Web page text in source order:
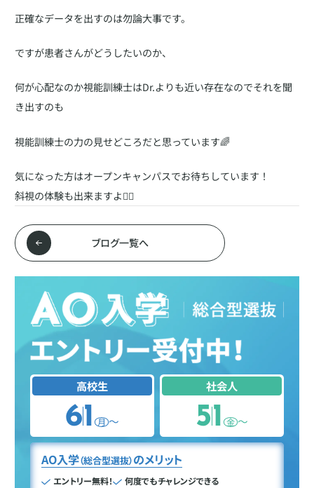
正確なデータを出すのは勿論大事です。
ですが患者さんがどうしたいのか、
何が心配なのか視能訓練士はDr.よりも近い存在なのでそれを聞
き出すのも
視能訓練士の力の見せどころだと思っています🌈
気になった方はオープンキャンパスでお待ちしています！
斜視の体験も出来ますよ🙆‍♀️
ブログ一覧へ
高校生
61 月 〜
社会人
51 金 〜
AO入学（総合型選抜）のメリット
エントリー無料！
何度でもチャレンジできる